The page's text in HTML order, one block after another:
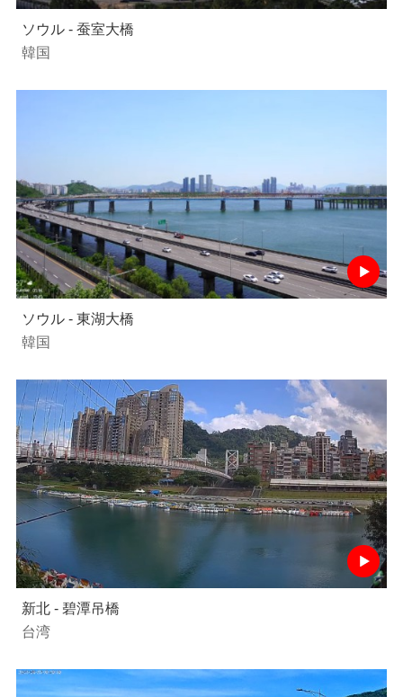
ソウル - 蚕室大橋
韓国
ソウル - 東湖大橋
韓国
新北 - 碧潭吊橋
台湾